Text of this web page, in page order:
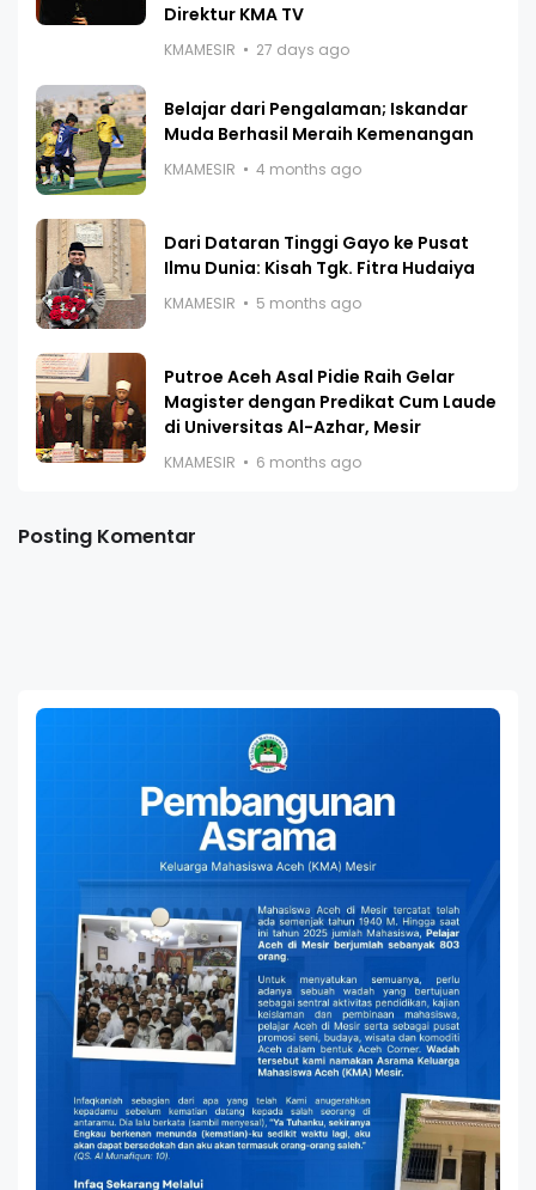
Direktur KMA TV
KMAMESIR 27 days ago
Belajar dari Pengalaman; Iskandar
Muda Berhasil Meraih Kemenangan
KMAMESIR 4 months ago
Dari Dataran Tinggi Gayo ke Pusat
Ilmu Dunia: Kisah Tgk. Fitra Hudaiya
KMAMESIR 5 months ago
Putroe Aceh Asal Pidie Raih Gelar
Magister dengan Predikat Cum Laude
di Universitas Al-Azhar, Mesir
KMAMESIR 6 months ago
Posting Komentar